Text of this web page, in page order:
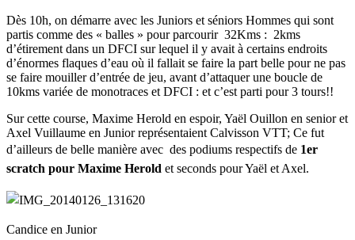
Dès 10h, on démarre avec les Juniors et séniors Hommes qui sont
partis comme des « balles » pour parcourir 32Kms : 2kms
d’étirement dans un DFCI sur lequel il y avait à certains endroits
d’énormes flaques d’eau où il fallait se faire la part belle pour ne pas
se faire mouiller d’entrée de jeu, avant d’attaquer une boucle de
10kms variée de monotraces et DFCI : et c’est parti pour 3 tours!!
Sur cette course, Maxime Herold en espoir, Yaël Ouillon en senior et
Axel Vuillaume en Junior représentaient Calvisson VTT; Ce fut
d’ailleurs de belle manière avec des podiums respectifs de 1er
scratch pour Maxime Herold et seconds pour Yaël et Axel.
Candice en Junior